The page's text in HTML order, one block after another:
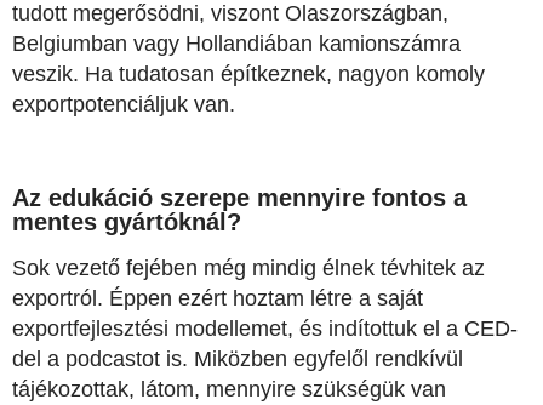
tudott megerősödni, viszont Olaszországban,
Belgiumban vagy Hollandiában kamionszámra
veszik. Ha tudatosan építkeznek, nagyon komoly
exportpotenciáljuk van.
Az edukáció szerepe mennyire fontos a
mentes gyártóknál?
Sok vezető fejében még mindig élnek tévhitek az
exportról. Éppen ezért hoztam létre a saját
exportfejlesztési modellemet, és indítottuk el a CED-
del a podcastot is. Miközben egyfelől rendkívül
tájékozottak, látom, mennyire szükségük van